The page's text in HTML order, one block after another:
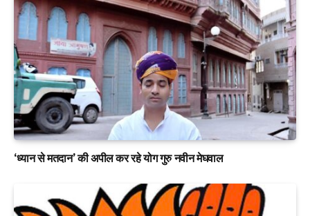
‘ध्यान से मतदान’ की अपील कर रहे योग गुरु नवीन मेघवाल